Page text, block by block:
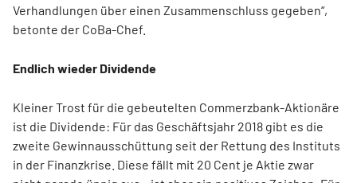
Verhandlungen über einen Zusammenschluss gegeben“,
betonte der CoBa-Chef.
Endlich wieder Dividende
Kleiner Trost für die gebeutelten Commerzbank-Aktionäre
ist die Dividende: Für das Geschäftsjahr 2018 gibt es die
zweite Gewinnausschüttung seit der Rettung des Instituts
in der Finanzkrise. Diese fällt mit 20 Cent je Aktie zwar